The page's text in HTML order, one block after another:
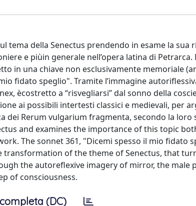
tema della Senectus prendendo in esame la sua
e piùin generale nell’opera latina di Petrarca.
in una chiave non esclusivamente memoriale
fidato speglio". Tramite l’immagine
ècostretto a “risvegliarsi” dal sonno della
ai possibili intertesti classici e medievali, per
dei Rerum vulgarium fragmenta, secondo la loro
and examines the importance of this topic
The sonnet 361, "Dicemi spesso il mio fidato
of the theme of Senectus, that
the autoreflexive imagery of mirror, the male
of consciousness.
(DC)